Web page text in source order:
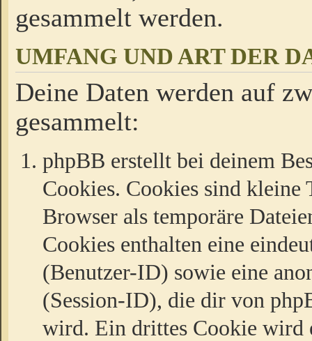
gesammelt werden.
UMFANG UND ART DER
Deine Daten werden auf
gesammelt:
phpBB erstellt bei deinem
Cookies. Cookies sind kleine
Browser als temporäre
Cookies enthalten eine
(Benutzer-ID) sowie eine
(Session-ID), die dir von
wird. Ein drittes Cookie wird